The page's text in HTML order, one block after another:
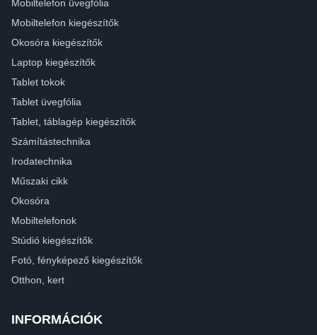
Mobiltelefon üvegfólia
Mobiltelefon kiegészítők
Okosóra kiegészítők
Laptop kiegészítők
Tablet tokok
Tablet üvegfólia
Tablet, táblagép kiegészítők
Számítástechnika
Irodatechnika
Műszaki cikk
Okosóra
Mobiltelefonok
Stúdió kiegészítők
Fotó, fényképező kiegészítők
Otthon, kert
INFORMÁCIÓK